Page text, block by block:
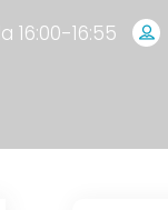
16:55